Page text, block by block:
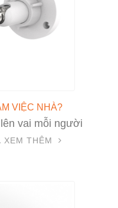
VIỆC NHÀ?
vai mỗi người
XEM THÊM